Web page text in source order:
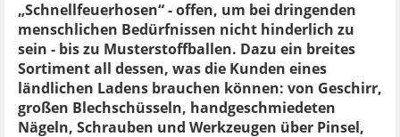
„Schnellfeuerhosen“ - offen, um bei dringenden
menschlichen Bedürfnissen nicht hinderlich zu
sein - bis zu Musterstoffballen. Dazu ein breites
Sortiment all dessen, was die Kunden eines
ländlichen Ladens brauchen können: von Geschirr,
großen Blechschüsseln, handgeschmiedeten
Nägeln, Schrauben und Werkzeugen über Pinsel,